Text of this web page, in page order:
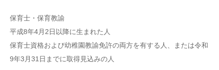
保育士・保育教諭
平成8年4月2日以降に生まれた人
保育士資格および幼稚園教諭免許の両方を有する人、または令和
9年3月31日までに取得見込みの人